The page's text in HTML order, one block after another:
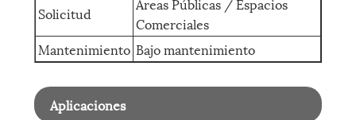
Solicitud
Comerciales
Mantenimiento Bajo mantenimiento
Aplicaciones